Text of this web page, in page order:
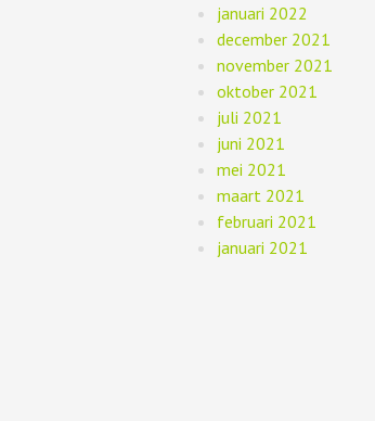
januari 2022
december 2021
november 2021
oktober 2021
juli 2021
juni 2021
mei 2021
maart 2021
februari 2021
januari 2021